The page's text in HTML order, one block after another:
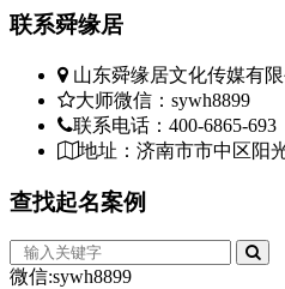
联系舜缘居
山东舜缘居文化传媒有限
大师微信：sywh8899
联系电话：400-6865-693
地址：济南市市中区阳
查找起名案例
微信:sywh8899